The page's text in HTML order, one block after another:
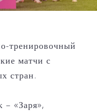
тренировочный
матчи с
стран.
«Заря»,